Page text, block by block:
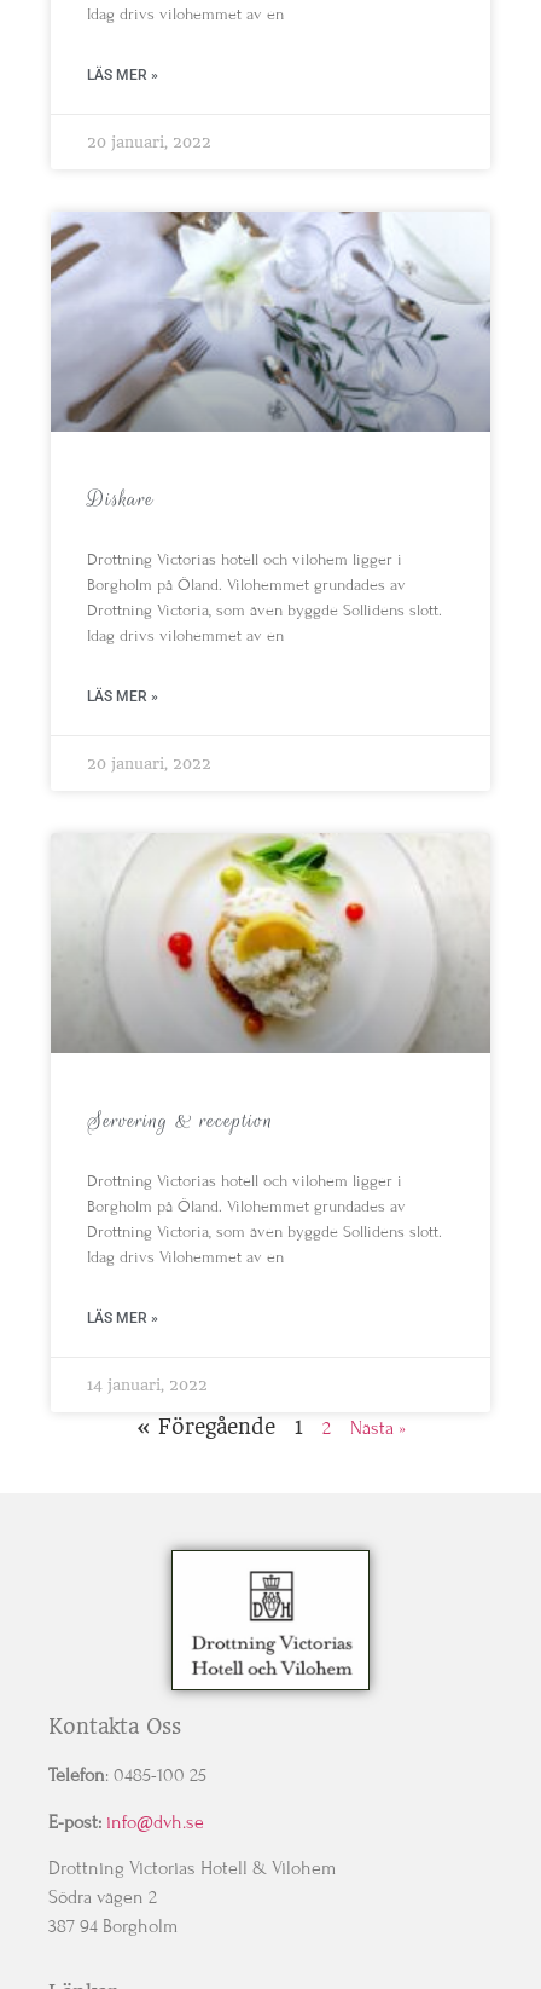
Idag drivs vilohemmet av en
LÄS MER »
20 januari, 2022
Diskare
Drottning Victorias hotell och vilohem ligger i
Borgholm på Öland. Vilohemmet grundades av
Drottning Victoria, som även byggde Sollidens slott.
Idag drivs vilohemmet av en
LÄS MER »
20 januari, 2022
Servering & reception
Drottning Victorias hotell och vilohem ligger i
Borgholm på Öland. Vilohemmet grundades av
Drottning Victoria, som även byggde Sollidens slott.
Idag drivs Vilohemmet av en
LÄS MER »
14 januari, 2022
« Föregående 1 2 Nästa »
Kontakta Oss
Telefon: 0485-100 25
E-post: info@dvh.se
Drottning Victorias Hotell & Vilohem
Södra vägen 2
387 94 Borgholm